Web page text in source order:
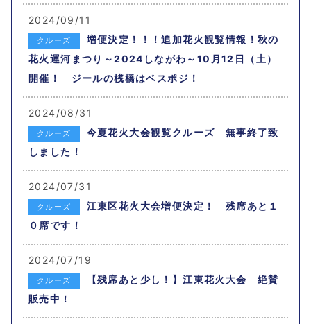
2024/09/11
クルーズ
増便決定！！！追加花火観覧情報！秋の
花火運河まつり～2024しながわ～10月12日（土）
開催！ ジールの桟橋はベスポジ！
2024/08/31
クルーズ
今夏花火大会観覧クルーズ 無事終了致
しました！
2024/07/31
クルーズ
江東区花火大会増便決定！ 残席あと１
０席です！
2024/07/19
クルーズ
【残席あと少し！】江東花火大会 絶賛
販売中！